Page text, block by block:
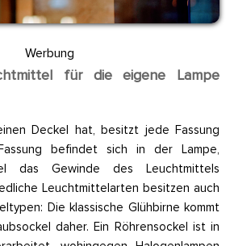
Werbung
für die eigene Lampe
Deckel hat, besitzt jede Fassung
befindet sich in der Lampe,
das Gewinde des Leuchtmittels
Leuchtmittelarten besitzen auch
Die klassische Glühbirne kommt
daher. Ein Röhrensockel ist in